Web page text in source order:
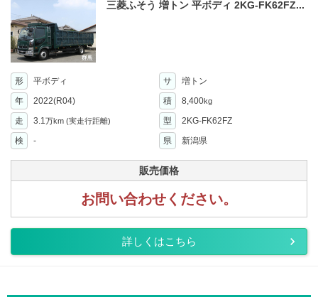
三菱ふそう 増トン 平ボディ 2KG-FK62FZ...
形 平ボディ サ
増トン
年
2022(R04) 積 8,400kg
走 3.1万km (実走行距離) 型
2KG-FK62FZ
検
- 県 新潟県
販売価格
お問い合わせください。
詳しくはこちら